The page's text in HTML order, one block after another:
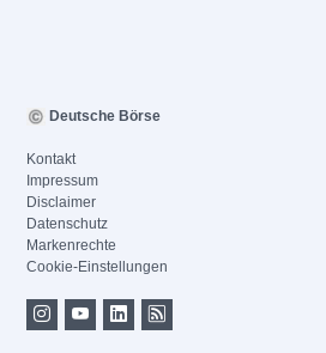
Deutsche Börse
Kontakt
Impressum
Disclaimer
Datenschutz
Markenrechte
Cookie-Einstellungen